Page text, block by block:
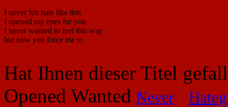
I never felt hate like this
I opened my eyes for you
I never wanted to feel this way
but now you force me to
Hat Ihnen dieser Titel
Opened Wanted Never